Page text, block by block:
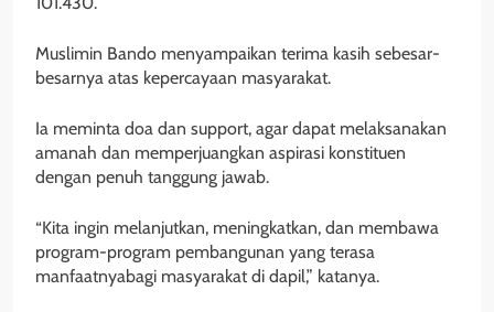
Muslimin Bando menyampaikan terima kasih sebesar-
besarnya atas kepercayaan masyarakat.
Ia meminta doa dan support, agar dapat melaksanakan
amanah dan memperjuangkan aspirasi konstituen
dengan penuh tanggung jawab.
“Kita ingin melanjutkan, meningkatkan, dan membawa
program-program pembangunan yang terasa
manfaatnyabagi masyarakat di dapil,” katanya.